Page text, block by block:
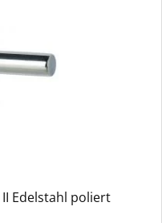
Edelstahl poliert